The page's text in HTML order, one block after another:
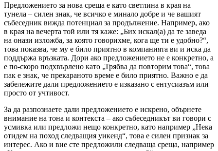
Предложението за нова среща е като светлина в края на
тунела – силен знак, че всичко е минало добре и че вашият
събеседник вижда потенциал за продължение. Например, ако
в края на вечерта той или тя каже: „Бих искал(а) да те заведа
на онази изложба, за която говорихме, кога ще ти е удобно?“,
това показва, че му е било приятно в компанията ви и иска да
поддържа връзката. Дори ако предложението не е конкретно, а
е по-скоро подхвърлено като „Трябва да повторим това“, това
пак е знак, че прекараното време е било приятно. Важно е да
забележите дали предложението е изказано с ентусиазъм или
просто от учтивост.
За да разпознаете дали предложението е искрено, обърнете
внимание на тона и контекста – ако събеседникът ви говори с
усмивка или предложи нещо конкретно, като например „Нека
отидем на поход следващия уикенд“, това е силен признак за
интерес. Ако и вие сте предложили следваща среща, например